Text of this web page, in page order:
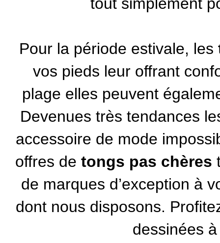
Pour la période estivale, les
vos pieds leur offrant
plage elles peuvent
Devenues très tendances
accessoire de mode
offres de tongs pas chères
de marques d’exception à
dont nous disposons.
dessinées